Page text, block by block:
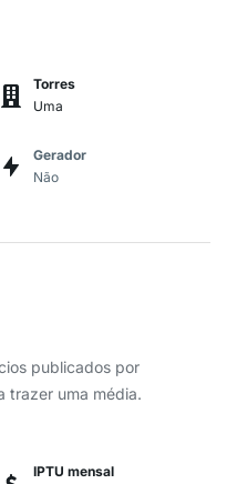
Torres
Uma
Gerador
Não
publicados por
trazer uma média.
IPTU mensal